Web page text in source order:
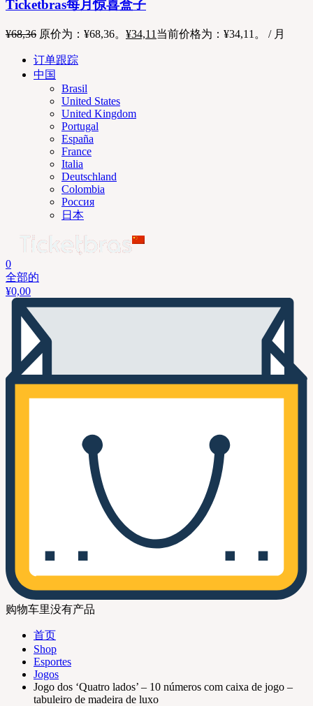
Ticketbras每月惊喜盒子
¥68,36 原价为：¥68,36。 ¥34,11 当前价格为：¥34,11。 / 月
订单跟踪
中国
Brasil
United States
United Kingdom
Portugal
España
France
Italia
Deutschland
Colombia
Россия
日本
0
全部的
¥0,00
购物车里没有产品
首页
Shop
Esportes
Jogos
Jogo dos ‘Quatro lados’ – 10 números com caixa de jogo –
tabuleiro de madeira de luxo